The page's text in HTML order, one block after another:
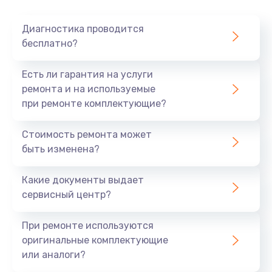
Диагностика проводится
бесплатно?
Есть ли гарантия на услуги
ремонта и на используемые
при ремонте комплектующие?
Стоимость ремонта может
быть изменена?
Какие документы выдает
сервисный центр?
При ремонте используются
оригинальные комплектующие
или аналоги?